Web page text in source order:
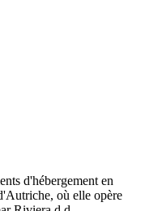
d'hébergement en
où elle opère